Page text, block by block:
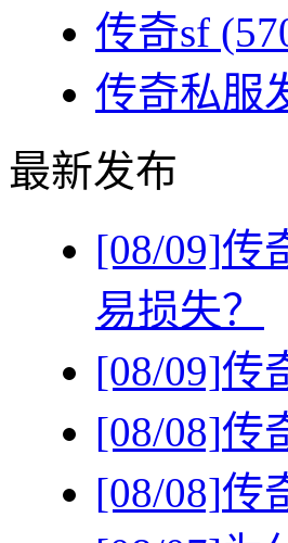
传奇sf
传奇私服
最新发布
[08/09]传
易损失？
[08/09]传
[08/08]传
[08/08]传